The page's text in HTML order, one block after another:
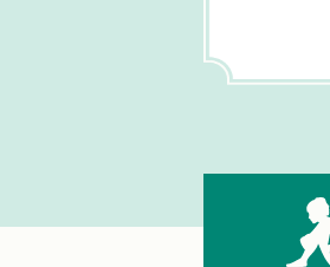
生理の悩み